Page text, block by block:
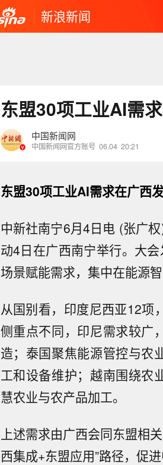
新浪新闻
东盟30项工业AI需
中国新闻网
中国新闻网官方账号 06.04 20:21
东盟30项工业AI需求在广西
中新社南宁6月4日电 (张广
动4日在广西南宁举行。大
场景赋能需求，集中在能源
从国别看，印度尼西亚12项
侧重点不同，印尼需求较广
造；泰国聚焦能源管控与农
工和设备维护；越南围绕农
慧农业与农产品加工。
上述需求由广西会同东盟相
西集成+东盟应用”路径，促